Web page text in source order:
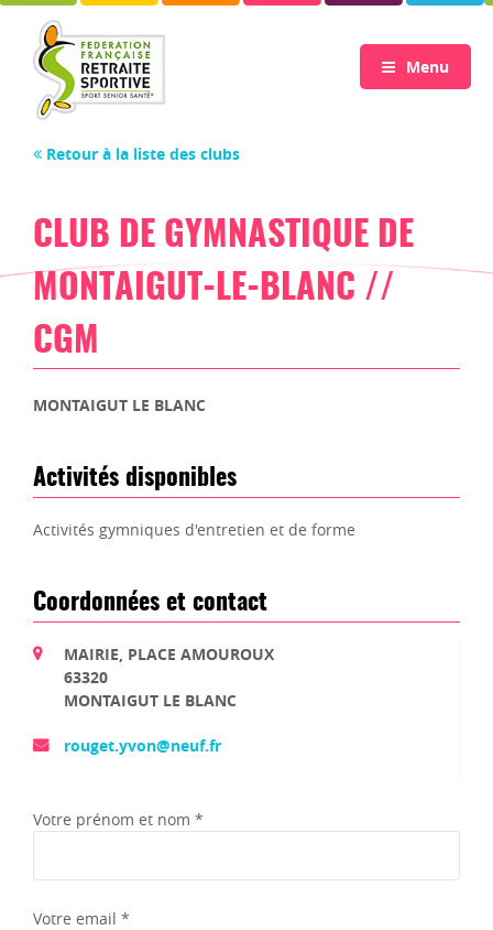
Retour à la liste des clubs
CLUB DE GYMNASTIQUE DE
MONTAIGUT-LE-BLANC //
CGM
MONTAIGUT LE BLANC
Activités disponibles
Activités gymniques d'entretien et de forme
Coordonnées et contact
MAIRIE, PLACE AMOUROUX
63320
MONTAIGUT LE BLANC
rouget.yvon@neuf.fr
Votre prénom et nom *
Votre email *
Menu